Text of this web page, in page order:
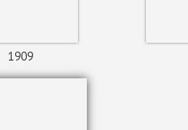
1909